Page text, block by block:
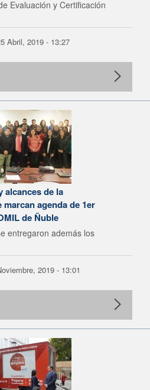
Evaluación y Certificación
Abril, 2019 - 13:27
alcances de la
agenda de 1er
de Ñuble
entregaron además los
2019 - 13:01